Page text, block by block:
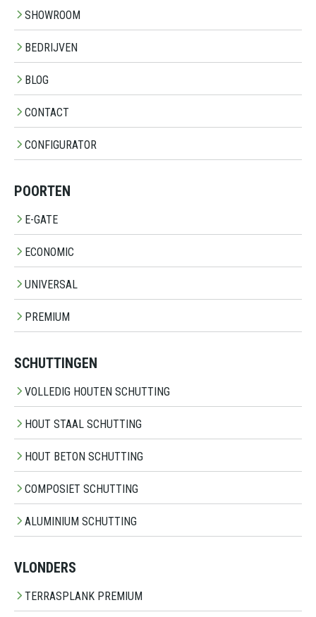
SHOWROOM
BEDRIJVEN
BLOG
CONTACT
CONFIGURATOR
POORTEN
E-GATE
ECONOMIC
UNIVERSAL
PREMIUM
SCHUTTINGEN
VOLLEDIG HOUTEN SCHUTTING
HOUT STAAL SCHUTTING
HOUT BETON SCHUTTING
COMPOSIET SCHUTTING
ALUMINIUM SCHUTTING
VLONDERS
TERRASPLANK PREMIUM